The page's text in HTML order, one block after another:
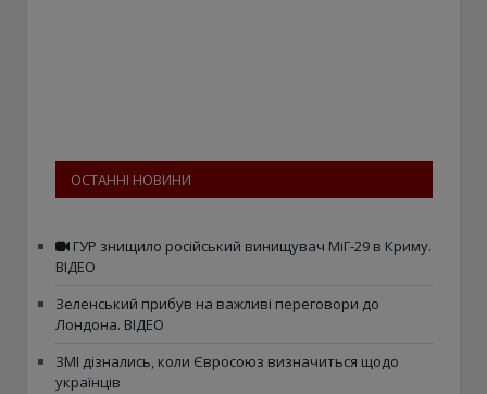
ОСТАННІ НОВИНИ
ГУР знищило російський винищувач МіГ-29 в Криму.
ВІДЕО
Зеленський прибув на важливі переговори до
Лондона. ВІДЕО
ЗМІ дізнались, коли Євросоюз визначиться щодо
українців